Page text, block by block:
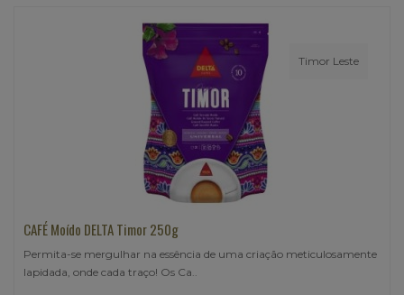
Timor Leste
CAFÉ Moído DELTA Timor 250g
Permita-se mergulhar na essência de uma criação meticulosamente
lapidada, onde cada traço! Os Ca..